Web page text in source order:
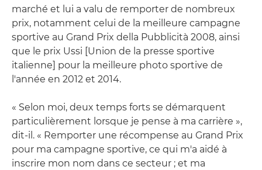
marché et lui a valu de remporter de nombreux
prix, notamment celui de la meilleure campagne
sportive au Grand Prix della Pubblicità 2008, ainsi
que le prix Ussi [Union de la presse sportive
italienne] pour la meilleure photo sportive de
l'année en 2012 et 2014.
« Selon moi, deux temps forts se démarquent
particulièrement lorsque je pense à ma carrière »,
dit-il. « Remporter une récompense au Grand Prix
pour ma campagne sportive, ce qui m'a aidé à
inscrire mon nom dans ce secteur ; et ma